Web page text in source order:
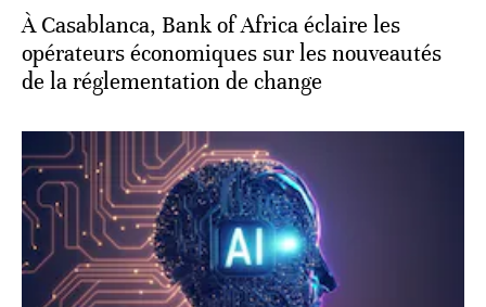
À Casablanca, Bank of Africa éclaire les
opérateurs économiques sur les nouveautés
de la réglementation de change